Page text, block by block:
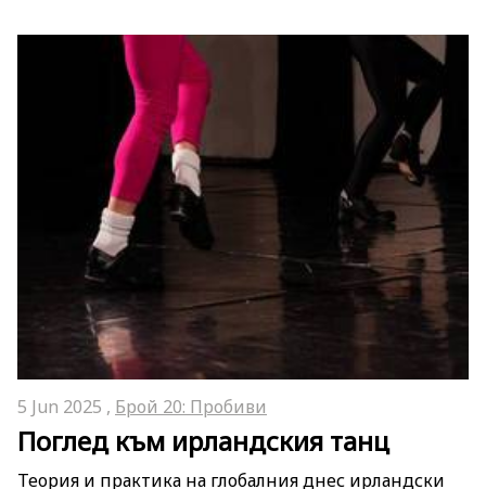
5 Jun 2025 , Брой 20: Пробиви
Поглед към ирландския танц
Теория и практика на глобалния днес ирландски